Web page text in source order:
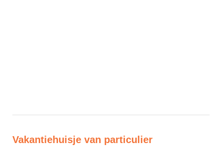
Vakantiehuisje van particulier